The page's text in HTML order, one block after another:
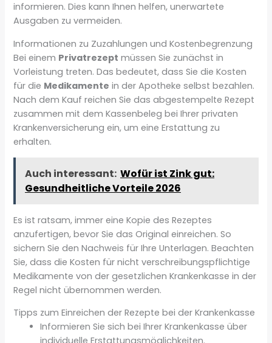
informieren. Dies kann Ihnen helfen, unerwartete
Ausgaben zu vermeiden.
Informationen zu Zuzahlungen und Kostenbegrenzung
Bei einem Privatrezept müssen Sie zunächst in
Vorleistung treten. Das bedeutet, dass Sie die Kosten
für die Medikamente in der Apotheke selbst bezahlen.
Nach dem Kauf reichen Sie das abgestempelte Rezept
zusammen mit dem Kassenbeleg bei Ihrer privaten
Krankenversicherung ein, um eine Erstattung zu
erhalten.
Auch interessant: Wofür ist Zink gut:
Gesundheitliche Vorteile 2026
Es ist ratsam, immer eine Kopie des Rezeptes
anzufertigen, bevor Sie das Original einreichen. So
sichern Sie den Nachweis für Ihre Unterlagen. Beachten
Sie, dass die Kosten für nicht verschreibungspflichtige
Medikamente von der gesetzlichen Krankenkasse in der
Regel nicht übernommen werden.
Tipps zum Einreichen der Rezepte bei der Krankenkasse
Informieren Sie sich bei Ihrer Krankenkasse über